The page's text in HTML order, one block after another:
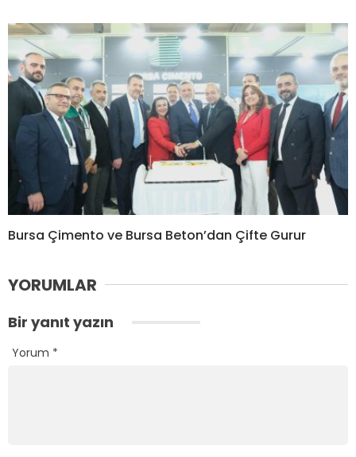
Bursa Çimento ve Bursa Beton’dan Çifte Gurur
YORUMLAR
Bir yanıt yazın
Yorum *